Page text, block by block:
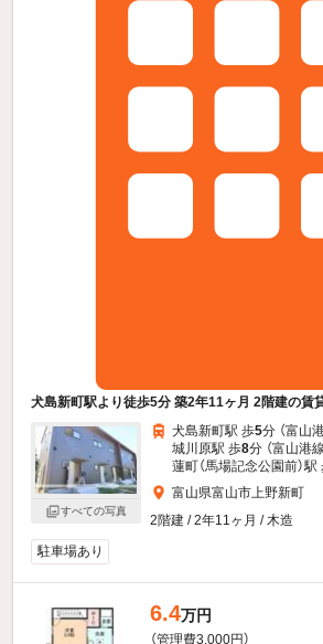
犬島新町駅より徒歩5分 築2年11ヶ月 2階建の賃
すべての写真
犬島新町駅 歩5分 （富山
城川原駅 歩8分 （富山港線
蓮町（馬場記念公園前）駅
富山県富山市上野新町
2階建 / 2年11ヶ月 / 木造
駐車場あり
6.4万円
（管理費3,000円）